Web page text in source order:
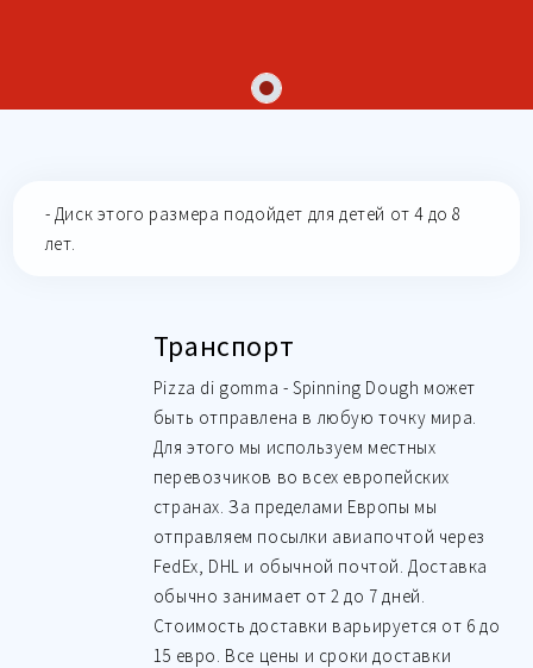
- Диск этого размера подойдет для детей от 4 до 8
лет.
Транспорт
Pizza di gomma - Spinning Dough может
быть отправлена в любую точку мира.
Для этого мы используем местных
перевозчиков во всех европейских
странах. За пределами Европы мы
отправляем посылки авиапочтой через
FedEx, DHL и обычной почтой. Доставка
обычно занимает от 2 до 7 дней.
Стоимость доставки варьируется от 6 до
15 евро. Все цены и сроки доставки